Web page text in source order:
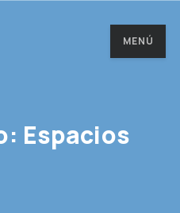
MENÚ
Espacios